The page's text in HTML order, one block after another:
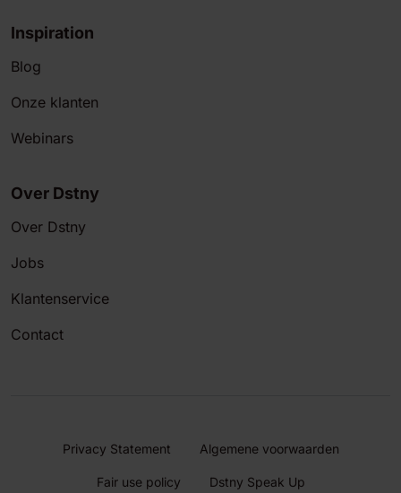
Inspiration
Blog
Onze klanten
Webinars
Over Dstny
Over Dstny
Jobs
Klantenservice
Contact
Privacy Statement Algemene voorwaarden
Fair use policy Dstny Speak Up